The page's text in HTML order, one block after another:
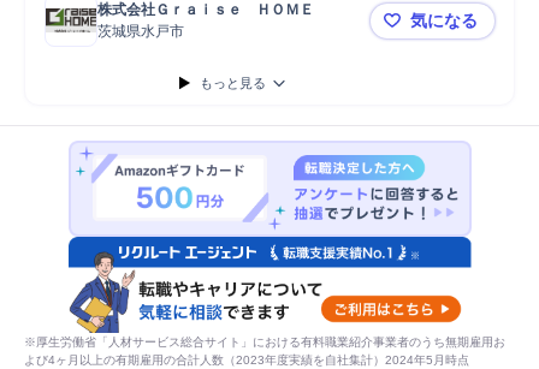
株式会社Ｇｒａｉｓｅ　ＨＯＭＥ
茨城県水戸市
GH【水戸
気になる
もっと見る
※厚生労働省「人材サービス総合サイト」における有料職業紹介事業者のうち無期雇用お
よび4ヶ月以上の有期雇用の合計人数（2023年度実績を自社集計）2024年5月時点